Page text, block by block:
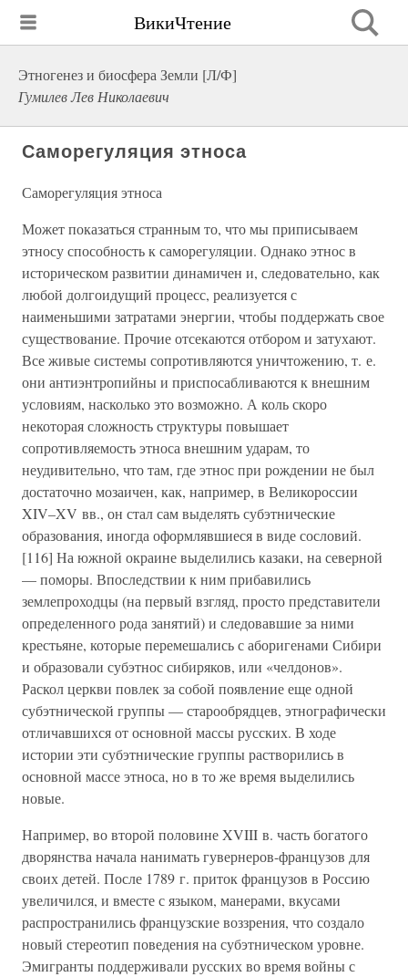
ВикиЧтение
Этногенез и биосфера Земли [Л/Ф]
Гумилев Лев Николаевич
Саморегуляция этноса
Саморегуляция этноса
Может показаться странным то, что мы приписываем
этносу способность к саморегуляции. Однако этнос в
историческом развитии динамичен и, следовательно, как
любой долгоидущий процесс, реализуется с
наименьшими затратами энергии, чтобы поддержать свое
существование. Прочие отсекаются отбором и затухают.
Все живые системы сопротивляются уничтожению, т. е.
они антиэнтропийны и приспосабливаются к внешним
условиям, насколько это возможно. А коль скоро
некоторая сложность структуры повышает
сопротивляемость этноса внешним ударам, то
неудивительно, что там, где этнос при рождении не был
достаточно мозаичен, как, например, в Великороссии
XIV–XV вв., он стал сам выделять субэтнические
образования, иногда оформлявшиеся в виде сословий.
[116] На южной окраине выделились казаки, на северной
— поморы. Впоследствии к ним прибавились
землепроходцы (на первый взгляд, просто представители
определенного рода занятий) и следовавшие за ними
крестьяне, которые перемешались с аборигенами Сибири
и образовали субэтнос сибиряков, или «челдонов».
Раскол церкви повлек за собой появление еще одной
субэтнической группы — старообрядцев, этнографически
отличавшихся от основной массы русских. В ходе
истории эти субэтнические группы растворились в
основной массе этноса, но в то же время выделились
новые.
Например, во второй половине XVIII в. часть богатого
дворянства начала нанимать гувернеров-французов для
своих детей. После 1789 г. приток французов в Россию
увеличился, и вместе с языком, манерами, вкусами
распространились французские воззрения, что создало
новый стереотип поведения на субэтническом уровне.
Эмигранты поддерживали русских во время войны с